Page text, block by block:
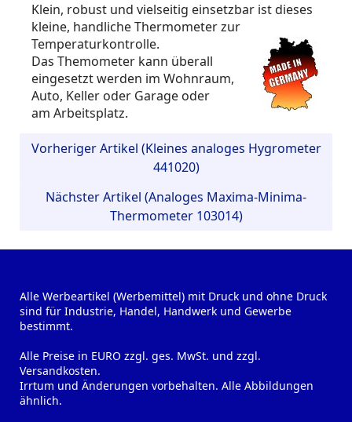
Klein, robust und vielseitig einsetzbar ist dieses
kleine, handliche Thermometer zur
Temperaturkontrolle.
Das Themometer kann überall
eingesetzt werden im Wohnraum,
Auto, Keller oder Garage oder
am Arbeitsplatz.
Vorheriger Artikel (Kleines analoges Hygrometer
441020)
Nächster Artikel (Analoges Maxima-Minima-
Thermometer 103014)
Alle Werbeartikel (Werbemittel) mit Druck und ohne Druck
sind für Industrie, Handel, Handwerk und Gewerbe
bestimmt.
Alle Preise in EURO zzgl. ges. MwSt. und zzgl.
Versandkosten.
Irrtum und Änderungen vorbehalten. Alle Abbildungen
ähnlich.